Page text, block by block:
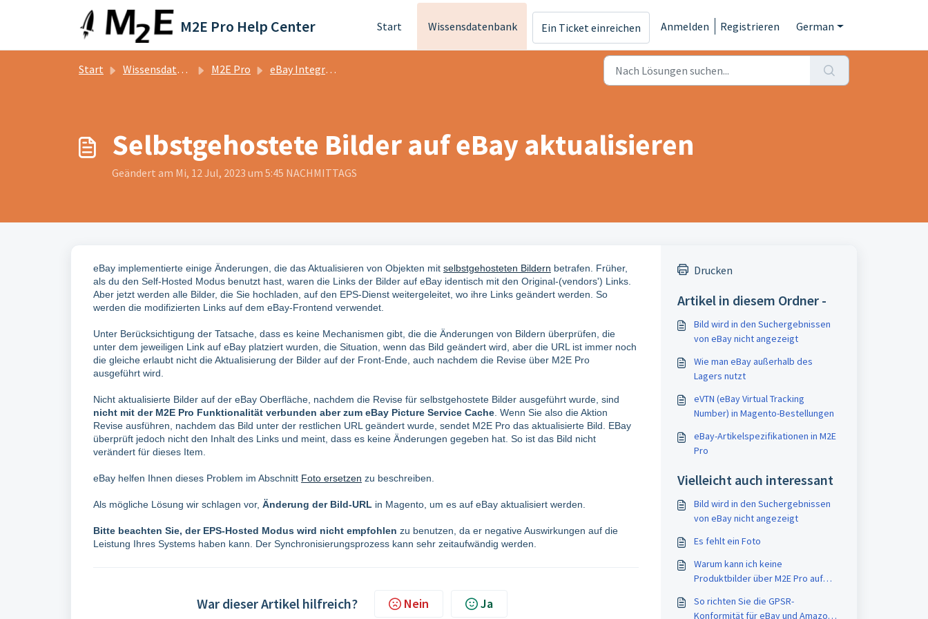
Zum hauptsächlichen Inhalt gehen
M2E Pro Help Center Start Wissensdatenbank Ein Ticket einreichen Anmelden Registrieren German
Start Wissensdatenbank M2E Pro eBay Integration
Selbstgehostete Bilder auf eBay aktualisieren
Geändert am Mi, 12 Jul, 2023 um 5:45 NACHMITTAGS
eBay implementierte einige Änderungen, die das Aktualisieren von Objekten mit selbstgehosteten Bildern betrafen. Früher,
als du den Self-Hosted Modus benutzt hast, waren die Links der Bilder auf eBay identisch mit den Original-(vendors') Links.
Aber jetzt werden alle Bilder, die Sie hochladen, auf den EPS-Dienst weitergeleitet, wo ihre Links geändert werden. So
werden die modifizierten Links auf dem eBay-Frontend verwendet.
Unter Berücksichtigung der Tatsache, dass es keine Mechanismen gibt, die die Änderungen von Bildern überprüfen, die
unter dem jeweiligen Link auf eBay platziert wurden, die Situation, wenn das Bild geändert wird, aber die URL ist immer noch
die gleiche erlaubt nicht die Aktualisierung der Bilder auf der Front-Ende, auch nachdem die Revise über M2E Pro
ausgeführt wird.
Nicht aktualisierte Bilder auf der eBay Oberfläche, nachdem die Revise für selbstgehostete Bilder ausgeführt wurde, sind
nicht mit der M2E Pro Funktionalität verbunden aber zum eBay Picture Service Cache . Wenn Sie also die Aktion
Revise ausführen, nachdem das Bild unter der restlichen URL geändert wurde, sendet M2E Pro das aktualisierte Bild. EBay
überprüft jedoch nicht den Inhalt des Links und meint, dass es keine Änderungen gegeben hat. So ist das Bild nicht
verändert für dieses Item.
eBay helfen Ihnen dieses Problem im Abschnitt Foto ersetzen zu beschreiben.
Als mögliche Lösung wir schlagen vor, Änderung der Bild-URL in Magento, um es auf eBay aktualisiert werden.
Bitte beachten Sie, der EPS-Hosted Modus wird nicht empfohlen zu benutzen, da er negative Auswirkungen auf die
Leistung Ihres Systems haben kann. Der Synchronisierungsprozess kann sehr zeitaufwändig werden.
War dieser Artikel hilfreich? Nein Ja
Drucken
Artikel in diesem Ordner -
Bild wird in den Suchergebnissen
von eBay nicht angezeigt
Wie man eBay außerhalb des
Lagers nutzt
eVTN (eBay Virtual Tracking
Number) in Magento-Bestellungen
eBay-Artikelspezifikationen in M2E
Pro
Vielleicht auch interessant
Bild wird in den Suchergebnissen
von eBay nicht angezeigt
Es fehlt ein Foto
Warum kann ich keine
Produktbilder über M2E Pro auf
So richten Sie die GPSR-
Konformität für eBay und Amazon